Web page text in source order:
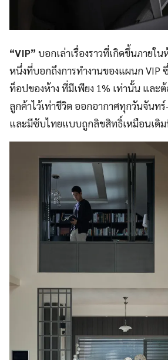
“VIP” บอกเล่าเรื่องราวที่เกิดขึ้นภายใ
หนึ่งที่บอกถึงการทำงานของแผนก VIP
ท็อปของห้าง ที่มีเพียง 1% เท่านั้น และ
ลูกค้าไว้เท่าชีวิต ออกอากาศทุกวันจันทร์
และมีซับไทยแบบถูกลิขสิทธิ์เหมือนเดิ